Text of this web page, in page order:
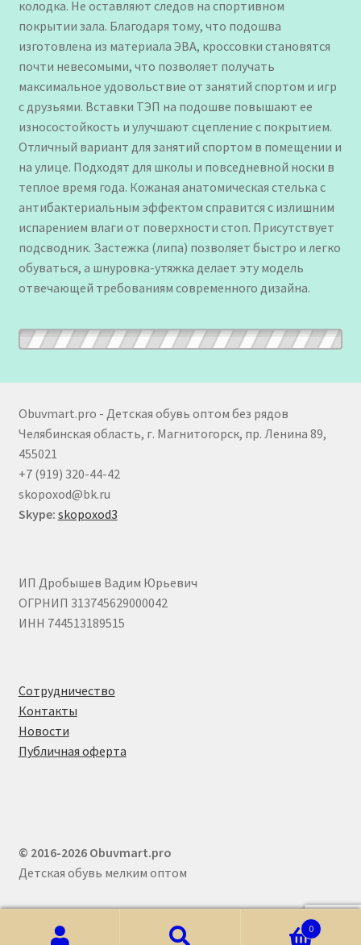
колодка. Не оставляют следов на спортивном
покрытии зала. Благодаря тому, что подошва
изготовлена из материала ЭВА, кроссовки становятся
почти невесомыми, что позволяет получать
максимальное удовольствие от занятий спортом и игр
с друзьями. Вставки ТЭП на подошве повышают ее
износостойкость и улучшают сцепление с покрытием.
Отличный вариант для занятий спортом в помещении и
на улице. Подходят для школы и повседневной носки в
теплое время года. Кожаная анатомическая стелька с
антибактериальным эффектом справится с излишним
испарением влаги от поверхности стоп. Присутствует
подсводник. Застежка (липа) позволяет быстро и легко
обуваться, а шнуровка-утяжка делает эту модель
отвечающей требованиям современного дизайна.
Obuvmart.pro - Детская обувь оптом без рядов
Челябинская область, г. Магнитогорск, пр. Ленина 89,
455021
+7 (919) 320-44-42
skopoxod@bk.ru
Skype: skopoxod3
ИП Дробышев Вадим Юрьевич
ОГРНИП 313745629000042
ИНН 744513189515
Сотрудничество
Контакты
Новости
Публичная оферта
© 2016-2026 Obuvmart.pro
Детская обувь мелким оптом
0